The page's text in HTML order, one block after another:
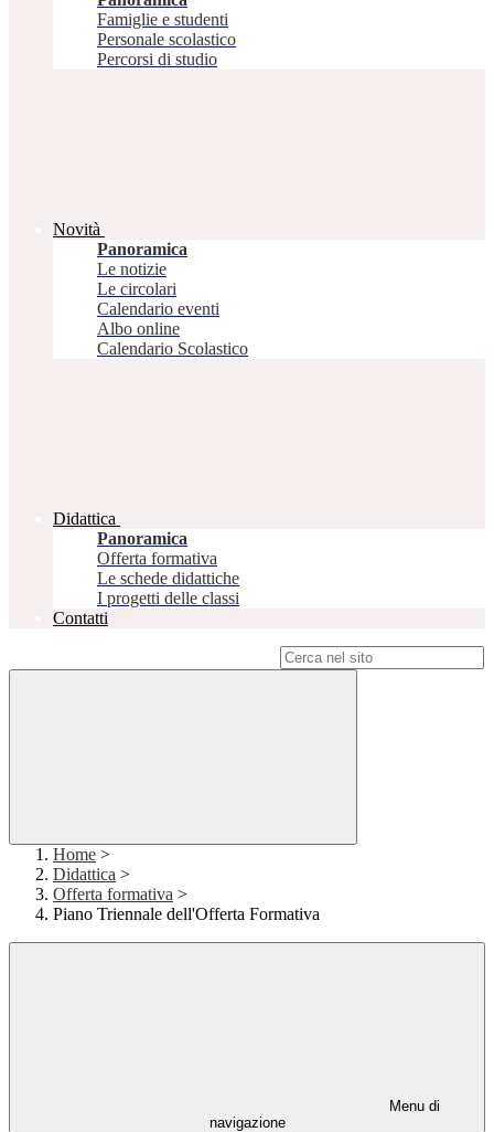
Famiglie e studenti
Personale scolastico
Percorsi di studio
Novità
Panoramica
Le notizie
Le circolari
Calendario eventi
Albo online
Calendario Scolastico
Didattica
Panoramica
Offerta formativa
Le schede didattiche
I progetti delle classi
Contatti
Home >
Didattica >
Offerta formativa >
Piano Triennale dell'Offerta Formativa
Menu di
navigazione